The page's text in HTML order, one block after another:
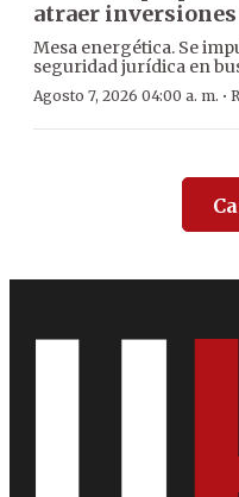
atraer
Mesa energética. Se
seguridad jurídica en
Agosto 7, 2026 04:00 a. m. ·